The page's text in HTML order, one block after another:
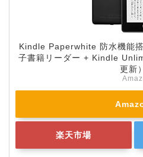
Kindle Paperwhite 防水機能
子書籍リーダー + Kindle
更新）
楽天市場